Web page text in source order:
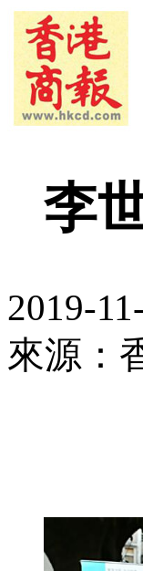
李
2019-
來源：